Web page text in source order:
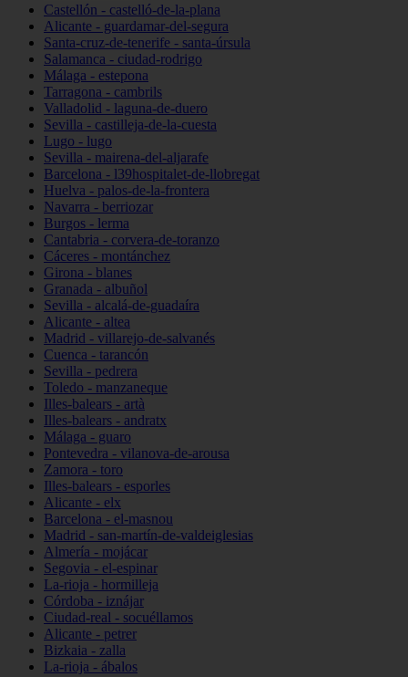
Castellón - castelló-de-la-plana
Alicante - guardamar-del-segura
Santa-cruz-de-tenerife - santa-úrsula
Salamanca - ciudad-rodrigo
Málaga - estepona
Tarragona - cambrils
Valladolid - laguna-de-duero
Sevilla - castilleja-de-la-cuesta
Lugo - lugo
Sevilla - mairena-del-aljarafe
Barcelona - l39hospitalet-de-llobregat
Huelva - palos-de-la-frontera
Navarra - berriozar
Burgos - lerma
Cantabria - corvera-de-toranzo
Cáceres - montánchez
Girona - blanes
Granada - albuñol
Sevilla - alcalá-de-guadaíra
Alicante - altea
Madrid - villarejo-de-salvanés
Cuenca - tarancón
Sevilla - pedrera
Toledo - manzaneque
Illes-balears - artà
Illes-balears - andratx
Málaga - guaro
Pontevedra - vilanova-de-arousa
Zamora - toro
Illes-balears - esporles
Alicante - elx
Barcelona - el-masnou
Madrid - san-martín-de-valdeiglesias
Almería - mojácar
Segovia - el-espinar
La-rioja - hormilleja
Córdoba - iznájar
Ciudad-real - socuéllamos
Alicante - petrer
Bizkaia - zalla
La-rioja - ábalos